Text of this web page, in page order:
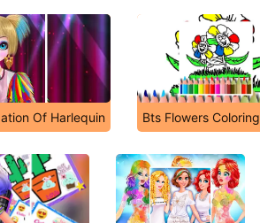
Of Harlequin Bts Flowers Coloring